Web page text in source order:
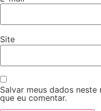
Site
Salvar meus dados
que eu comentar.